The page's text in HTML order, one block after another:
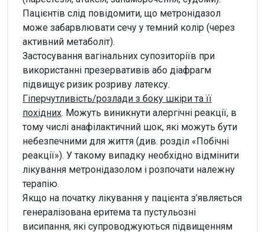
Пацієнтів слід повідомити, що метронідазол
може забарвлювати сечу у темний колір (через
активний метаболіт).
Застосування вагінальних супозиторіїв при
використанні презервативів або діафрагм
підвищує ризик розриву латексу.
Гіперчутливість/розлади з боку шкіри та її
похідних. Можуть виникнути алергічні реакції, в
тому числі анафілактичний шок, які можуть бути
небезпечними для життя (див. розділ «Побічні
реакції»). У такому випадку необхідно відмінити
лікування метронідазолом і розпочати належну
терапію.
Якщо на початку лікування у пацієнта з’являється
генералізована еритема та пустульозні
висипання, які супроводжуються підвищенням